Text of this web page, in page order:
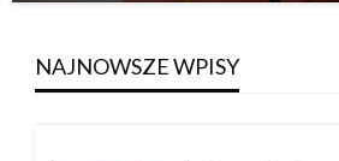
NAJNOWSZE WPISY